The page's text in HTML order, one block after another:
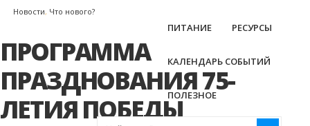
ПИТАНИЕ РЕСУРСЫ
КАЛЕНДАРЬ СОБЫТИЙ
ПОЛЕЗНОЕ
Новости, Что нового?
ПРОГРАММА
ПРАЗДНОВАНИЯ 75-
ЛЕТИЯ ПОБЕДЫ